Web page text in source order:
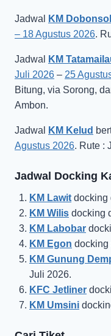
Jadwal KM
– 18 Agustus 2026.
Jadwal KM
Juli 2026 – 25
Bitung, via Sorong,
Ambon.
Jadwal KM Kelud
Agustus 2026. Rute :
Jadwal Docking
KM Lawit docking
KM Wilis docking
KM Labobar
KM Egon docking
KM Gunung
Juli 2026.
KFC Jetliner
KM Umsini